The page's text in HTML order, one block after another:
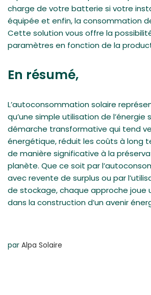
charge de votre batterie si votre
équipée et enfin, la consommation
Cette solution vous offre la
paramètres en fonction de la
En résumé,
L’autoconsommation solaire
qu’une simple utilisation de l’énergie
démarche transformative qui tend
énergétique, réduit les coûts à long
de manière significative à la
planète. Que ce soit par
avec revente de surplus ou par
de stockage, chaque approche joue
dans la construction d’un avenir
par Alpa Solaire